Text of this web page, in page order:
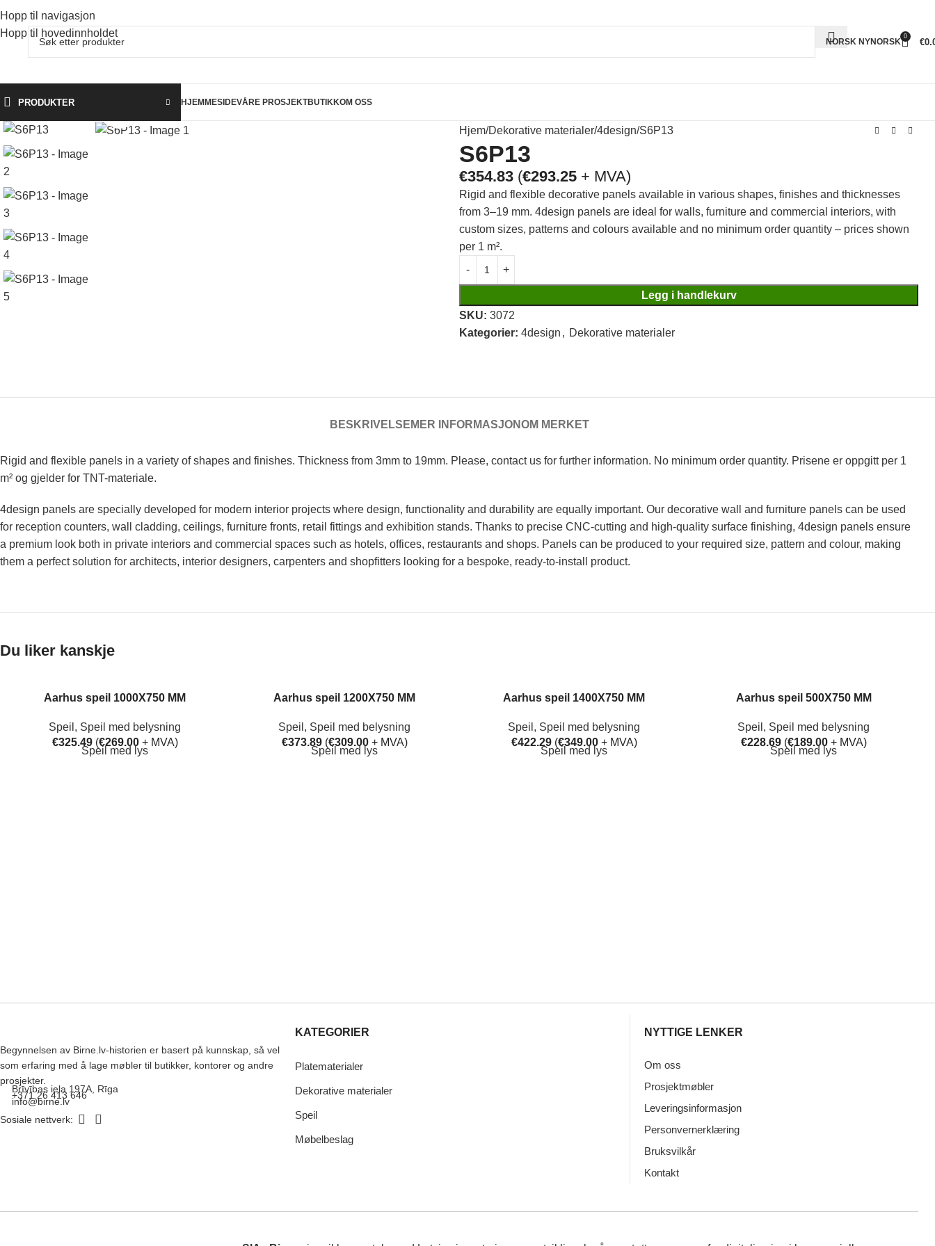
Hopp til navigasjon
Hopp til hovedinnholdet
NORSK NYNORSK
0
€
PRODUKTER HJEMMESIDEVÅRE PROSJEKTBUTIKKOM OSS
Hjem Dekorative materialer 4design S6P13
S6P13
€354.83 (€293.25 + MVA)
Rigid and flexible decorative panels available in various shapes, finishes and thicknesses
from 3–19 mm. 4design panels are ideal for walls, furniture and commercial interiors, with
custom sizes, patterns and colours available and no minimum order quantity – prices shown
per 1 m².
Legg i handlekurv
SKU: 3072
Kategorier: 4design , Dekorative materialer
BESKRIVELSE MER INFORMASJONOM MERKET
Rigid and flexible panels in a variety of shapes and finishes. Thickness from 3mm to 19mm. Please, contact us for further information. No minimum order quantity. Prisene er oppgitt per 1
m² og gjelder for TNT-materiale.
4design panels are specially developed for modern interior projects where design, functionality and durability are equally important. Our decorative wall and furniture panels can be used
for reception counters, wall cladding, ceilings, furniture fronts, retail fittings and exhibition stands. Thanks to precise CNC-cutting and high-quality surface finishing, 4design panels ensure
a premium look both in private interiors and commercial spaces such as hotels, offices, restaurants and shops. Panels can be produced to your required size, pattern and colour, making
them a perfect solution for architects, interior designers, carpenters and shopfitters looking for a bespoke, ready-to-install product.
Du liker kanskje
Aarhus speil 1000X750 MM
Speil , Speil med belysning
€325.49 (€269.00+ MVA)
Speil med lys
Aarhus speil 1200X750 MM
Speil , Speil med belysning
€373.89 (€309.00+ MVA)
Speil med lys
Aarhus speil 1400X750 MM
Speil , Speil med belysning
€422.29 (€349.00+ MVA)
Speil med lys
Aarhus speil 500X750 MM
Speil , Speil med belysning
€228.69 (€189.00+ MVA)
Speil med lys
Begynnelsen av Birne.lv-historien er basert på kunnskap, så vel
som erfaring med å lage møbler til butikker, kontorer og andre
prosjekter.
Brīvības iela 197A, Rīga
+371 26 413 646
info@birne.lv
Sosiale nettverk:
KATEGORIER
Platematerialer
Dekorative materialer
Speil
Møbelbeslag
NYTTIGE LENKER
Om oss
Prosjektmøbler
Leveringsinformasjon
Personvernerklæring
Bruksvilkår
Kontakt